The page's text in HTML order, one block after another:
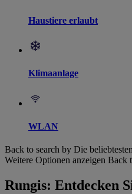
Haustiere erlaubt
Klimaanlage
WLAN
Back to search by Die beliebtesten
Weitere Optionen anzeigen Back
Rungis: Entdecken